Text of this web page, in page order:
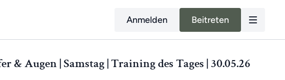
Anmelden Beitreten
& Augen | Samstag | Training des Tages | 30.05.26